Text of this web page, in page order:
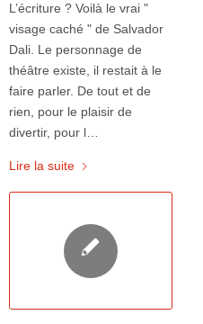
L’écriture ? Voilà le vrai "
visage caché " de Salvador
Dali. Le personnage de
théâtre existe, il restait à le
faire parler. De tout et de
rien, pour le plaisir de
divertir, pour l…
Lire la suite